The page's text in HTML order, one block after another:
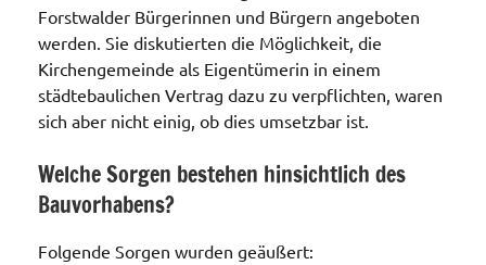
Forstwalder Bürgerinnen und Bürgern angeboten
werden. Sie diskutierten die Möglichkeit, die
Kirchengemeinde als Eigentümerin in einem
städtebaulichen Vertrag dazu zu verpflichten, waren
sich aber nicht einig, ob dies umsetzbar ist.
Welche Sorgen bestehen hinsichtlich des
Bauvorhabens?
Folgende Sorgen wurden geäußert: